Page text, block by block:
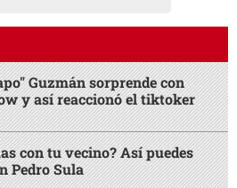
Guzmán sorprende con
y así reaccionó el tiktoker
con tu vecino? Así puedes
Pedro Sula